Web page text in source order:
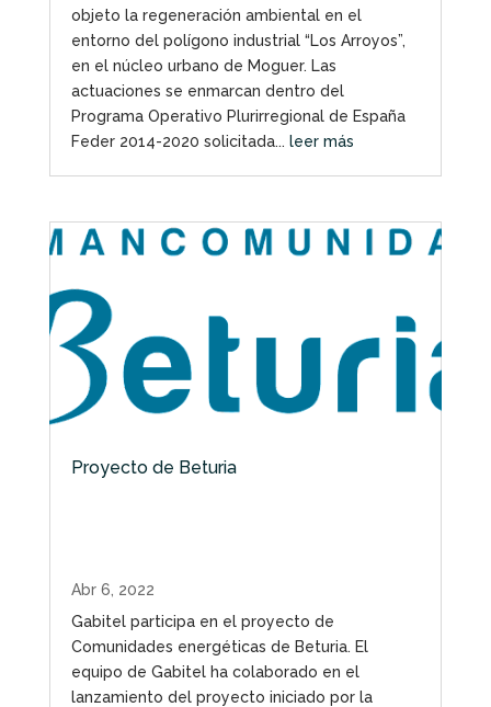
objeto la regeneración ambiental en el
entorno del polígono industrial “Los Arroyos”,
en el núcleo urbano de Moguer. Las
actuaciones se enmarcan dentro del
Programa Operativo Plurirregional de España
Feder 2014-2020 solicitada... leer más
Proyecto de Beturia
Abr 6, 2022
Gabitel participa en el proyecto de
Comunidades energéticas de Beturia. El
equipo de Gabitel ha colaborado en el
lanzamiento del proyecto iniciado por la